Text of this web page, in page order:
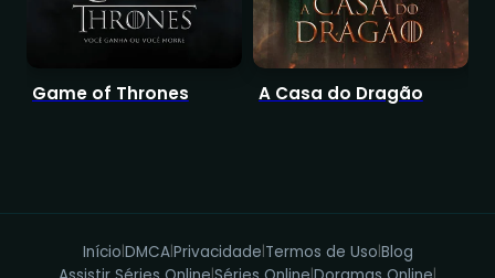
Game of Thrones A Casa do Dragão
Início|DMCA|Privacidade|Termos de Uso|Blog